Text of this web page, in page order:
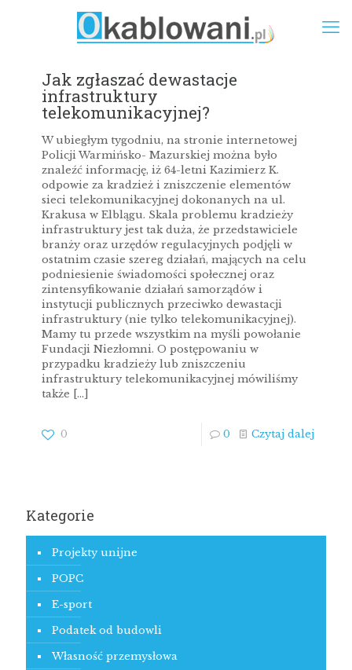
Jak zgłaszać dewastacje
infrastruktury
telekomunikacyjnej?
W ubiegłym tygodniu, na stronie internetowej
Policji Warmińsko- Mazurskiej można było
znaleźć informację, iż 64-letni Kazimierz K.
odpowie za kradzież i zniszczenie elementów
sieci telekomunikacyjnej dokonanych na ul.
Krakusa w Elblągu. Skala problemu kradzieży
infrastruktury jest tak duża, że przedstawiciele
branży oraz urzędów regulacyjnych podjęli w
ostatnim czasie szereg działań, mających na celu
podniesienie świadomości społecznej oraz
zintensyfikowanie działań samorządów i
instytucji publicznych przeciwko dewastacji
infrastruktury (nie tylko telekomunikacyjnej).
Mamy tu przede wszystkim na myśli powołanie
Fundacji Niezłomni. O postępowaniu w
przypadku kradzieży lub zniszczeniu
infrastruktury telekomunikacyjnej mówiliśmy
także […]
0 0 Czytaj dalej
Kategorie
Projekty unijne
POPC
E-sport
Podatek od budowli
Własność przemysłowa